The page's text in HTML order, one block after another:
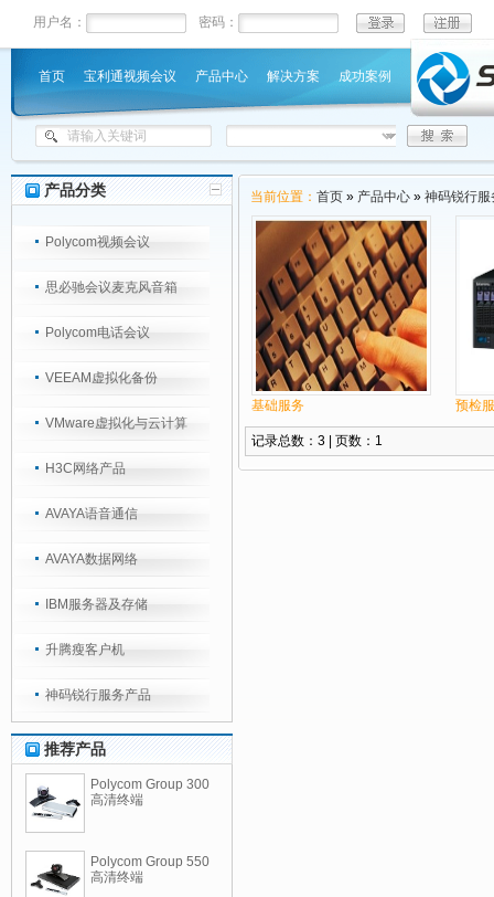
用户名： 密码：
首页 宝利通视频会议 产品中心 解决方案 成功案例
产品分类
Polycom视频会议
思必驰会议麦克风音箱
Polycom电话会议
VEEAM虚拟化备份
VMware虚拟化与云计算
H3C网络产品
AVAYA语音通信
AVAYA数据网络
IBM服务器及存储
升腾瘦客户机
神码锐行服务产品
推荐产品
Polycom Group 300
高清终端
Polycom Group 550
高清终端
当前位置： 首页 » 产品中心 » 神码锐行服
基础服务 预检
记录总数：3 | 页数：1